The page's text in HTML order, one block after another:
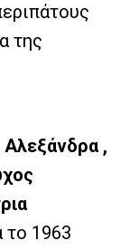
της
,
το 1963